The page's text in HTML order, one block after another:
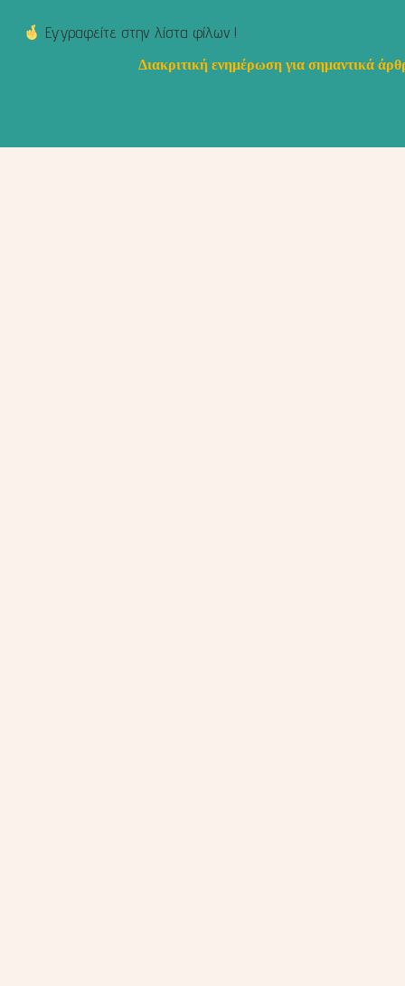
Εγγραφείτε στην λίστα φίλων !
Διακριτική ενημέρωση για σημαντικά